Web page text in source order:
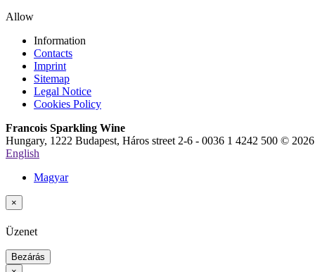
Allow
Information
Contacts
Imprint
Sitemap
Legal Notice
Cookies Policy
Francois Sparkling Wine
Hungary, 1222 Budapest, Háros street 2-6 - 0036 1 4242 500 © 2026
English
Magyar
×
Üzenet
Bezárás